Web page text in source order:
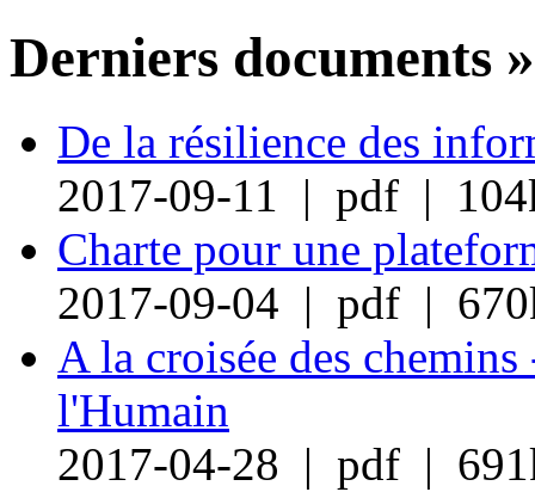
Derniers documents »
De la résilience des
2017-09-11 | pdf |
Charte pour une
2017-09-04 | pdf |
A la croisée des
l'Humain
2017-04-28 | pdf |